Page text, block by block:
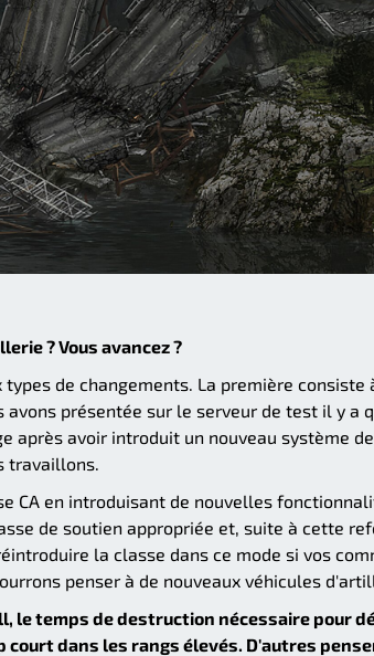
? Vous avancez ?
de changements. La première
présentée sur le serveur de test il y a
après avoir introduit un nouveau système
travaillons.
CA en introduisant de nouvelles
de soutien appropriée et, suite à cette
la classe dans ce mode si vos
penser à de nouveaux véhicules
le temps de destruction nécessaire pour
court dans les rangs élevés. D'autres